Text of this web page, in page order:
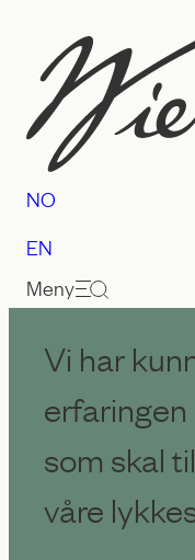
innhold
Wiersholm
NO
EN
Meny
Vi har
som skal
våre